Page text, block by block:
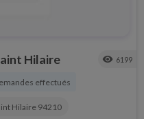
Hilaire visibility 6199
effectués
Hilaire 94210